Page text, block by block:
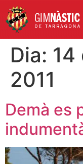
Dia: 14
2011
Demà es